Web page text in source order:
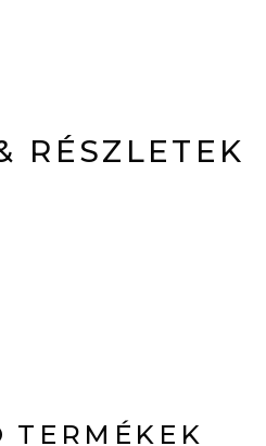
RÉSZLETEK
TERMÉKEK